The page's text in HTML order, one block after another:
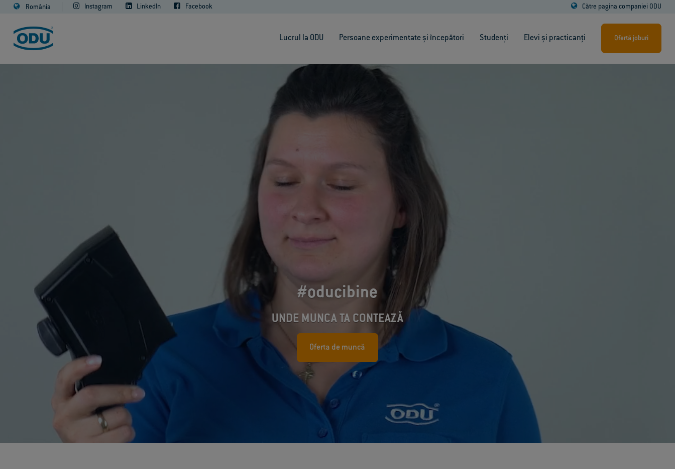
România Instagram LinkedIn Facebook Către pagina companiei ODU
Lucrul la ODU Persoane experimentate și începători Studenți Elevi și practicanți Ofertă joburi
#oducibine
UNDE MUNCA TA CONTEAZĂ
Oferta de muncă